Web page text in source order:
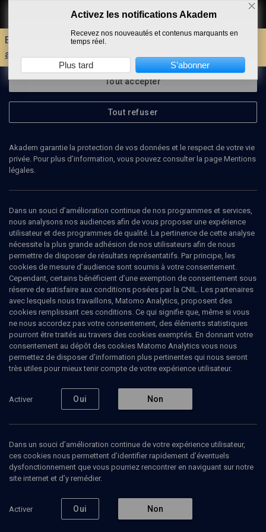
Faire un don
Envie d'encore plus d'AKADEM ?
Découvrez les
avantages d'un compte !
Ajouter Partager J’aime
Abonnez-vous à notre newsletter
Société La rédaction
Tout accepter
Tout refuser
Akadem garantie la protection de vos données et le respect de votre vie
privée. Pour plus d’information, vous pouvez consulter la page Mentions
légales.
Dans un souci d’amélioration continue de nos programmes et services,
nous analysons nos audiences afin de vous proposer une expérience
utilisateur et des programmes de qualité. La pertinence de cette analyse
nécessite la plus grande adhésion de nos utilisateurs afin de nous
permettre de disposer de résultats représentatifs. Par principe, les
cookies de mesure d’audience sont soumis à votre consentement.
Cependant, certains bénéficient d’une exemption de consentement sous
réserve de satisfaire aux conditions posées par la CNIL. Les partenaires
avec lesquels nous travaillons, Matomo Analytics, proposent des
cookies remplissant ces conditions. Ce qui signifie que, même si vous
ne nous accordez pas votre consentement, des éléments statistiques
pourront être traités au travers des cookies exemptés. En donnant votre
consentement au dépôt des cookies Matomo Analytics vous nous
permettez de disposer d’information plus pertinentes qui nous seront
très utiles pour mieux tenir compte de votre expérience utilisateur.
Activer Oui Non
Dans un souci d’amélioration continue de votre expérience utilisateur,
ces cookies nous permettent d’identifier rapidement d’éventuels
dysfonctionnement que vous pourriez rencontrer en naviguant sur notre
site internet et d’y remédier.
Activer Oui Non
Activez les notifications Akadem
Recevez nos nouveautés et contenus marquants en
temps réel.
Plus tard S’abonner